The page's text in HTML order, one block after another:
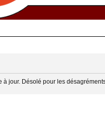
à jour. Désolé pour les